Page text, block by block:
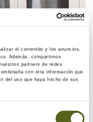
el contenido y los anuncios,
Además, compartimos
partners de redes
con otra información que
del uso que haya hecho de sus